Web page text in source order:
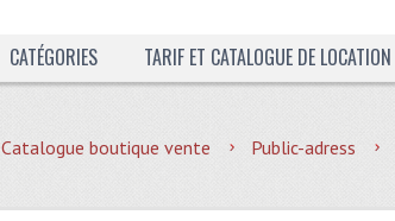
CATÉGORIES TARIF ET CATALOGUE DE LOCATION
Catalogue boutique vente Public-adress